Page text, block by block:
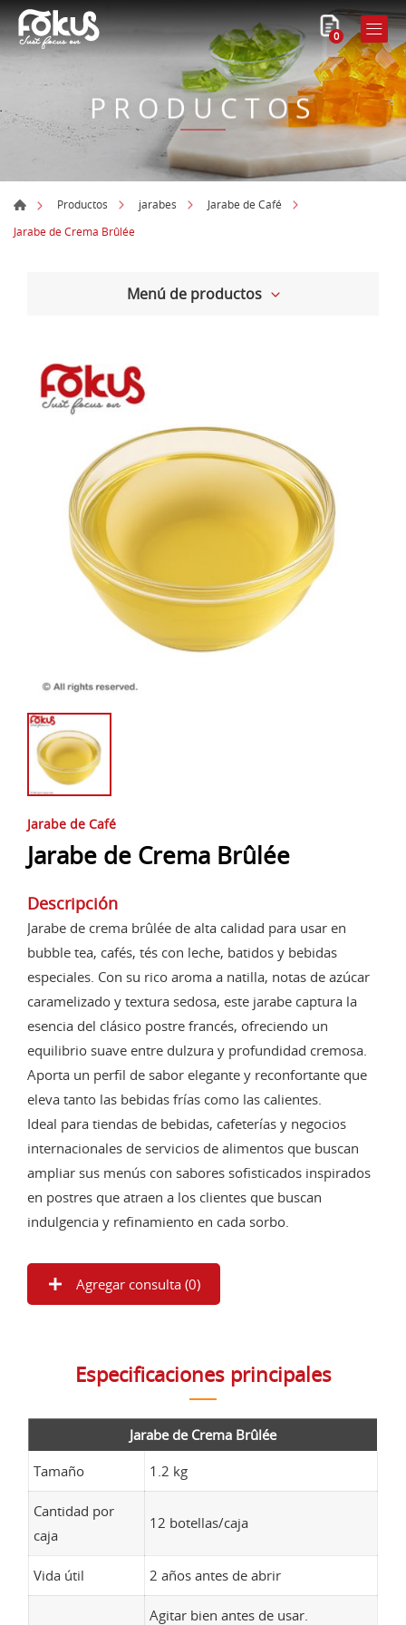
0
PRODUCTOS
Productos jarabes
Jarabe de Café
Jarabe de Crema Brûlée
Menú de productos
Jarabe de Café
Jarabe de Crema Brûlée
Descripción
Jarabe de crema brûlée de alta calidad para usar en
bubble tea, cafés, tés con leche, batidos y bebidas
especiales. Con su rico aroma a natilla, notas de azúcar
caramelizado y textura sedosa, este jarabe captura la
esencia del clásico postre francés, ofreciendo un
equilibrio suave entre dulzura y profundidad cremosa.
Aporta un perfil de sabor elegante y reconfortante que
eleva tanto las bebidas frías como las calientes.
Ideal para tiendas de bebidas, cafeterías y negocios
internacionales de servicios de alimentos que buscan
ampliar sus menús con sabores sofisticados inspirados
en postres que atraen a los clientes que buscan
indulgencia y refinamiento en cada sorbo.
Agregar consulta (0)
Especificaciones principales
Jarabe de Crema Brûlée
Tamaño
1.2 kg
Cantidad por
caja
12 botellas/caja
Vida útil 2 años antes de abrir
Agitar bien antes de usar.